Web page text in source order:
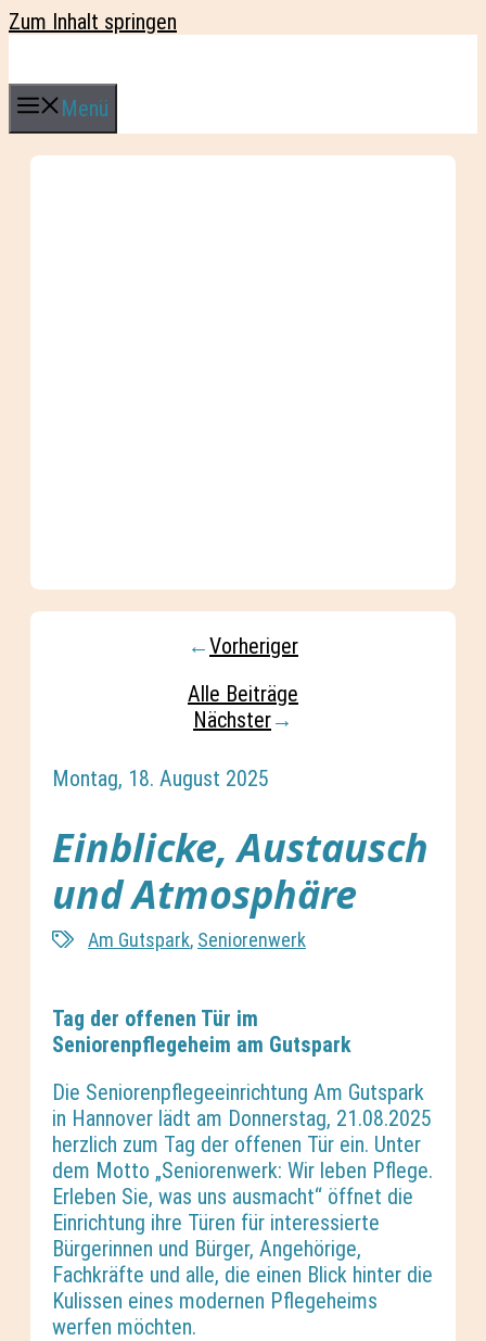
Zum Inhalt springen
Menü
←Vorheriger
Alle Beiträge
Nächster→
Montag, 18. August 2025
Einblicke, Austausch
und Atmosphäre
Am Gutspark, Seniorenwerk
Tag der offenen Tür im
Seniorenpflegeheim am Gutspark
Die Seniorenpflegeeinrichtung Am Gutspark
in Hannover lädt am Donnerstag, 21.08.2025
herzlich zum Tag der offenen Tür ein. Unter
dem Motto „Seniorenwerk: Wir leben Pflege.
Erleben Sie, was uns ausmacht“ öffnet die
Einrichtung ihre Türen für interessierte
Bürgerinnen und Bürger, Angehörige,
Fachkräfte und alle, die einen Blick hinter die
Kulissen eines modernen Pflegeheims
werfen möchten.